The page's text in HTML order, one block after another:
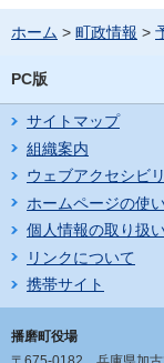
ホーム > 町政情報 >
PC版
サイトマップ
組織案内
ウェブアクセシビ
ホームページの使
個人情報の取り扱
リンクについて
携帯サイト
播磨町役場